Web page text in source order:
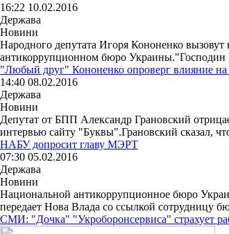
16:22 10.02.2016
Держава
Новини
Народного депутата Игоря Кононенко
антикоррупционном бюро Украины."Господин
"Любый друг" Кононенко опроверг влияние
14:40 08.02.2016
Держава
Новини
Депутат от БПП Александр Грановский
интервью сайту "Буквы".Грановский сказал,
НАБУ допросит главу МЭРТ
07:30 05.02.2016
Держава
Новини
Национальной антикоррупционное бюро
передает Нова Влада со ссылкой
СМИ: "Дочка" "Укроборонсервиса" страхует